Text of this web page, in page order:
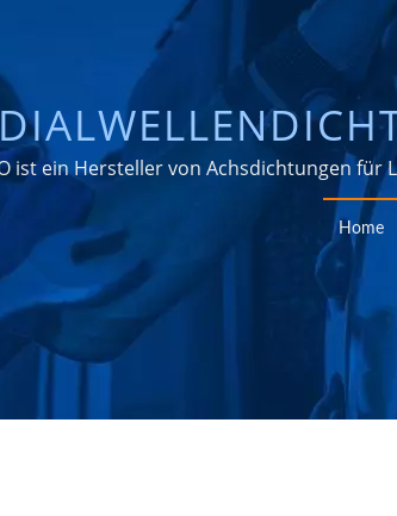
VON E-BARRIER
ÜBER 30
INDUSTRIAL
ist ein Hersteller von Achsdichtungen für
Jahren.
Home